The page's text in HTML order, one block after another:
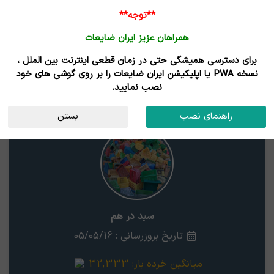
نتایج جستجوی قیمت
استان
سبد در هم
تاریخ بروزرسانی : 05/05/16
میانگین خرده بار: 32,333
**توجه**
همراهان عزیز ایران ضایعات
برای دسترسی همیشگی حتی در زمان قطعی اینترنت بین الملل ،
نسخه PWA یا اپلیکیشن ایران ضایعات را بر روی گوشی های خود
نصب نمایید.
راهنمای نصب بستن